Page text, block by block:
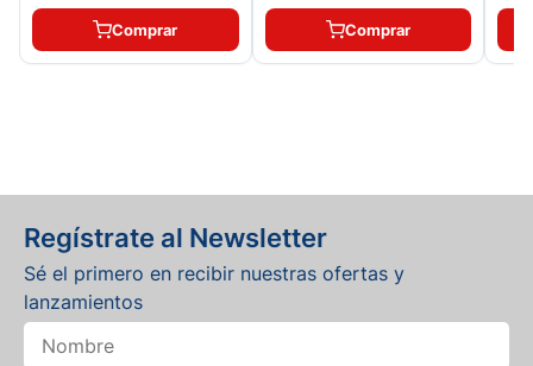
Comprar Comprar
Regístrate al Newsletter
Sé el primero en recibir nuestras ofertas y
lanzamientos